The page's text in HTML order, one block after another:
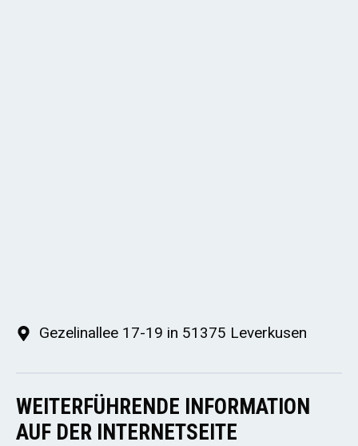
Gezelinallee 17-19 in 51375 Leverkusen
WEITERFÜHRENDE INFORMATION
AUF DER INTERNETSEITE